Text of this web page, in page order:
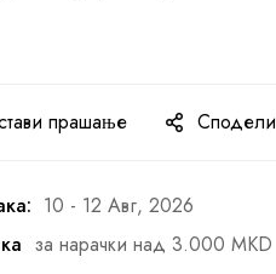
прашање Сподели
10 - 12 Авг, 2026
за нарачки над 3.000 MKD